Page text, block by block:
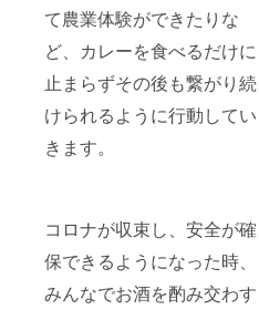
て農業体験ができたりな
ど、カレーを食べるだけに
止まらずその後も繋がり続
けられるように行動してい
きます。
コロナが収束し、安全が確
保できるようになった時、
みんなでお酒を酌み交わす